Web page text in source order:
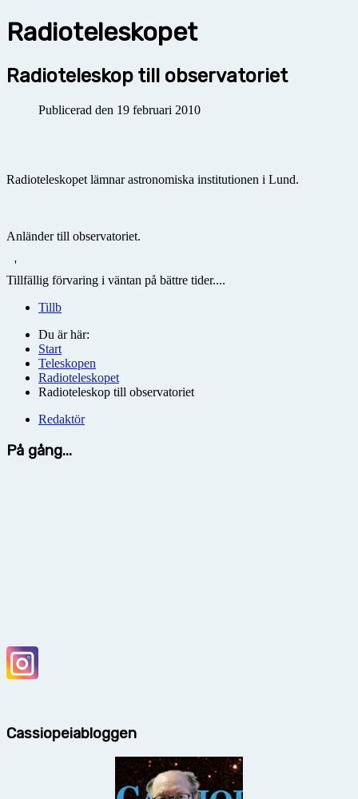
Radioteleskopet
Radioteleskop till observatoriet
Publicerad den 19 februari 2010
Radioteleskopet lämnar astronomiska institutionen i Lund.
Anländer till observatoriet.
'
Tillfällig förvaring i väntan på bättre tider....
Tillb
Du är här:
Start
Teleskopen
Radioteleskopet
Radioteleskop till observatoriet
Redaktör
På gång...
Cassiopeiabloggen